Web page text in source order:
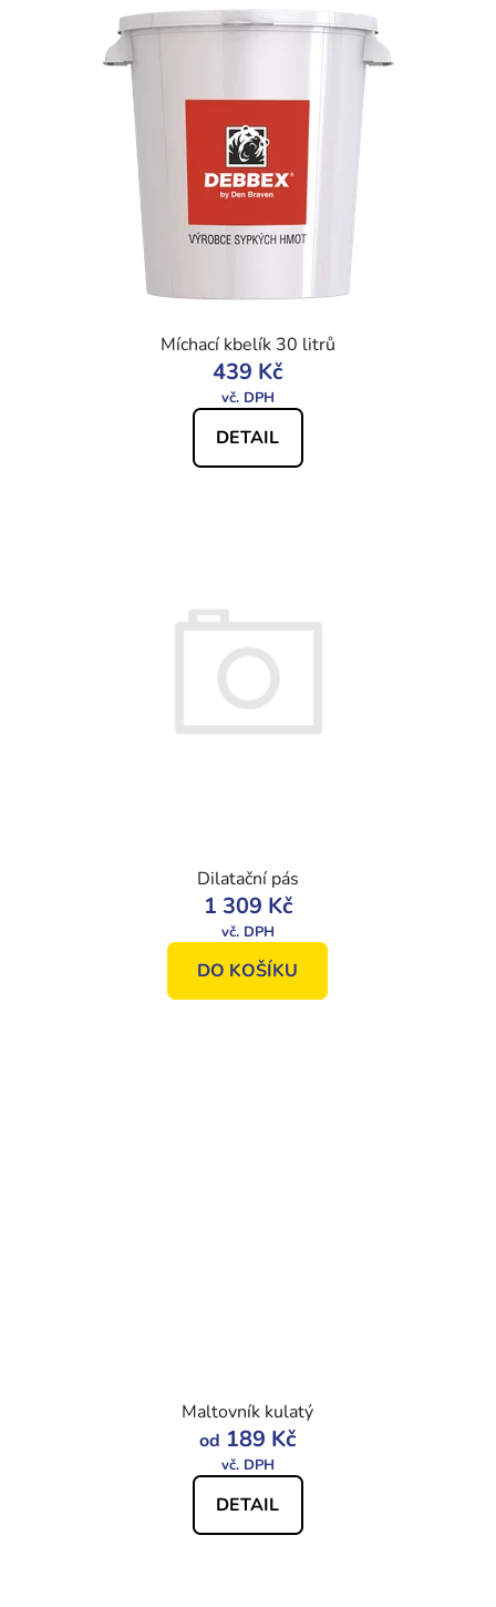
Míchací kbelík 30 litrů
439 Kč
DETAIL
Dilatační pás
1 309 Kč
DO KOŠÍKU
Maltovník kulatý
od 189 Kč
DETAIL